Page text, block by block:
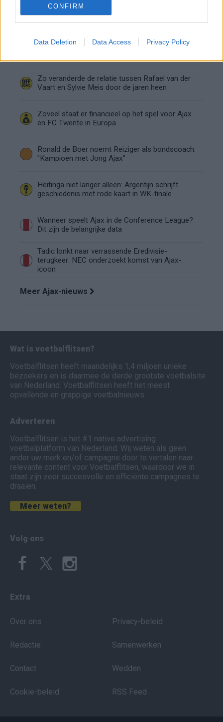
CONFIRM
Data Deletion Data Access Privacy Policy
Ajax zet grote stap richting volgende ronde na
ruime zege op Vojvodina
Dusan Tadic kijkt met bijzondere gevoelens naar
Zo veranderde de relatie tussen Rafael van der
Vaart en Sylvie Meis door de jaren heen
Zoveel staat er financieel op het spel voor Ajax
en FC Twente in Europa
Ronald de Boer noemt Reiziger als bondscoach:
"Kampioen met Jong Ajax"
Heitinga niet langer alleen: Argentijn schrijft
geschiedenis met rode kaart in WK-finale
Wanneer speelt Ajax in de Conference League?
Dit zijn de belangrijke data
Tadic lonkt naar verrassende Eredivisie-
terugkeer: NEC onderzoekt komst van Ajax-
icoon
Meer Ajax-nieuws
Wat is voetbalflitsen?
Voetbalflitsen heeft maandelijks 1,4 miljoen unieke
bezoekers en is daarmee de derde grootste voetbalsite
van Nederland. Voetbalflitsen heeft het meest
opvallende en grappige voetbalnieuws.
Adverteren
Voetbalflitsen is het #1 native advertising
voetbalplatform van Nederland. Wij weten als geen
ander uw merk en/of campagne door te vertalen naar
relevante content voor Voetbalflitsen, waardoor we in
staat zijn zeer succesvolle en efficiënte campagnes te
draaien.
Meer weten?
Volg ons
Extra
Over ons
Redactie
Contact
Cookie-beleid
Privacy-beleid
Samenwerken
Wedden
RSS Feed